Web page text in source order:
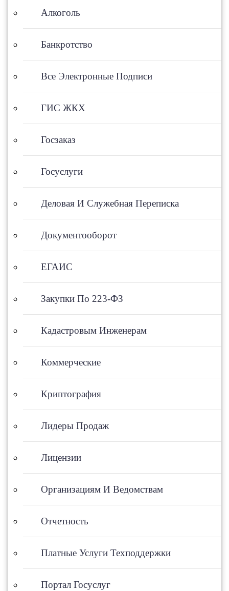
Алкоголь
Банкротство
Все Электронные Подписи
ГИС ЖКХ
Госзаказ
Госуслуги
Деловая И Служебная Переписка
Документооборот
ЕГАИС
Закупки По 223-ФЗ
Кадастровым Инженерам
Коммерческие
Криптография
Лидеры Продаж
Лицензии
Организациям И Ведомствам
Отчетность
Платные Услуги Техподдержки
Портал Госуслуг